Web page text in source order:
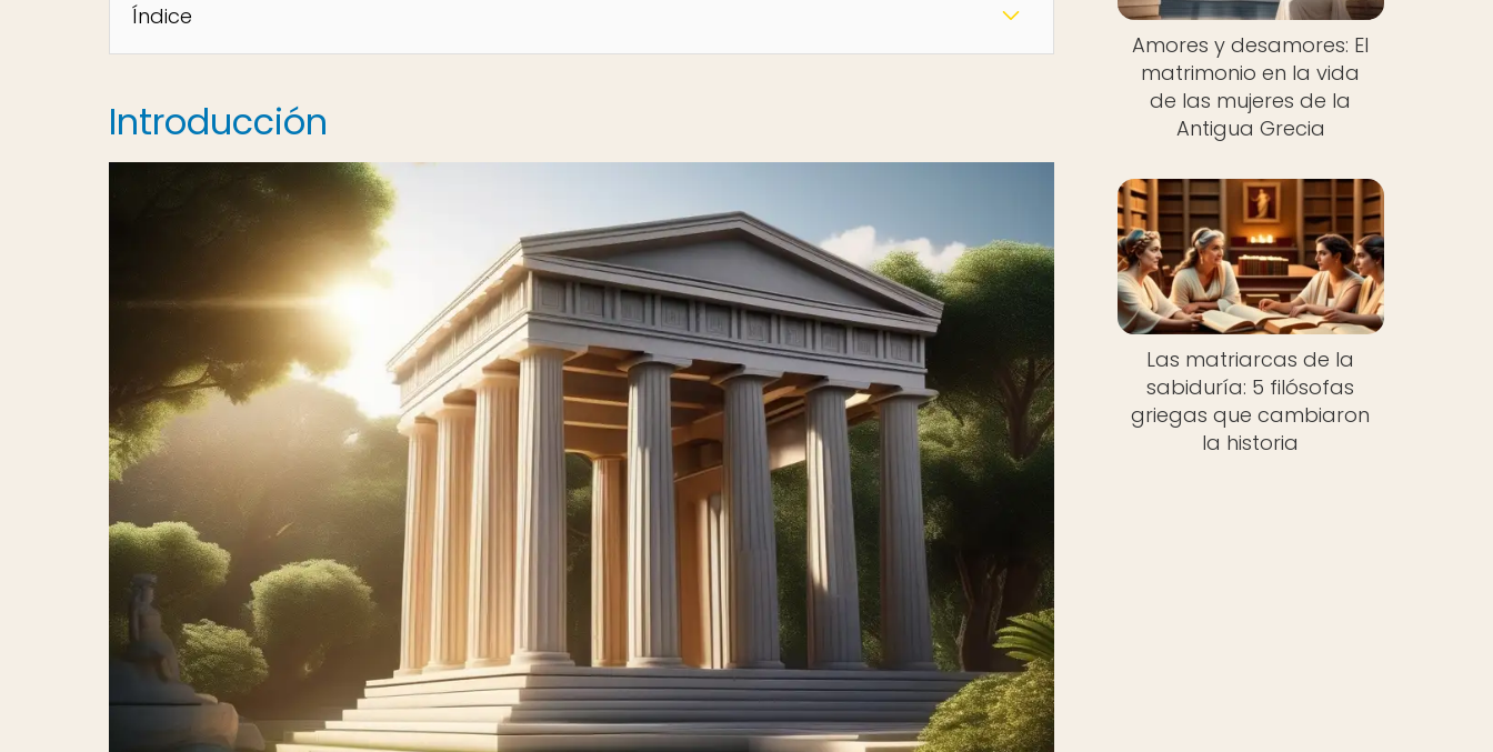
Índice
Introducción
Amores y desamores: El
matrimonio en la vida
de las mujeres de la
Antigua Grecia
Las matriarcas de la
sabiduría: 5 filósofas
griegas que cambiaron
la historia